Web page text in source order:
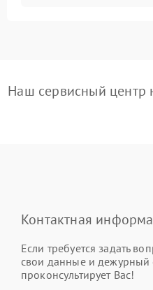
Наш сервисный центр
Контактная
Если требуется задать
свои данные и дежурный
проконсультирует Вас!